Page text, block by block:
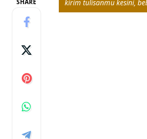
SHARE kirim tulisanmu kesini,